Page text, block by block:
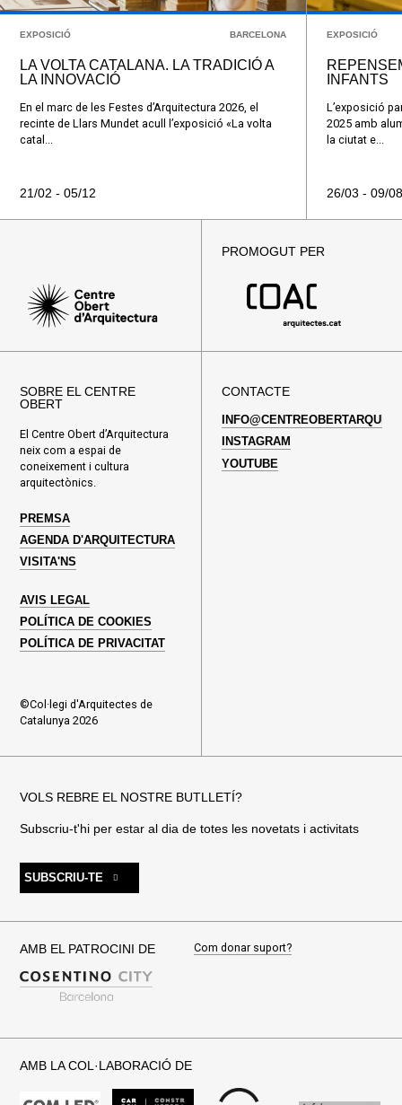
EXPOSICIÓ BARCELONA
LA VOLTA CATALANA. LA TRADICIÓ A
LA INNOVACIÓ
En el marc de les Festes d’Arquitectura 2026, el
recinte de Llars Mundet acull l’exposició «La volta
catal...
21/02 - 05/12
EXPOSICIÓ
INFANTS
L’exposició
2025 amb
la ciutat e...
26/03 - 09/08
PROMOGUT PER
SOBRE EL CENTRE
OBERT
El Centre Obert d’Arquitectura
neix com a espai de
coneixement i cultura
arquitectònics.
PREMSA
AGENDA D'ARQUITECTURA
VISITA'NS
AVIS LEGAL
POLÍTICA DE COOKIES
POLÍTICA DE PRIVACITAT
©Col·legi d'Arquitectes de
Catalunya 2026
CONTACTE
INSTAGRAM
YOUTUBE
VOLS REBRE EL NOSTRE BUTLLETÍ?
Subscriu-t'hi per estar al dia de totes les novetats i activitats
SUBSCRIU-TE
AMB EL PATROCINI DE Com donar suport?
AMB LA COL·LABORACIÓ DE